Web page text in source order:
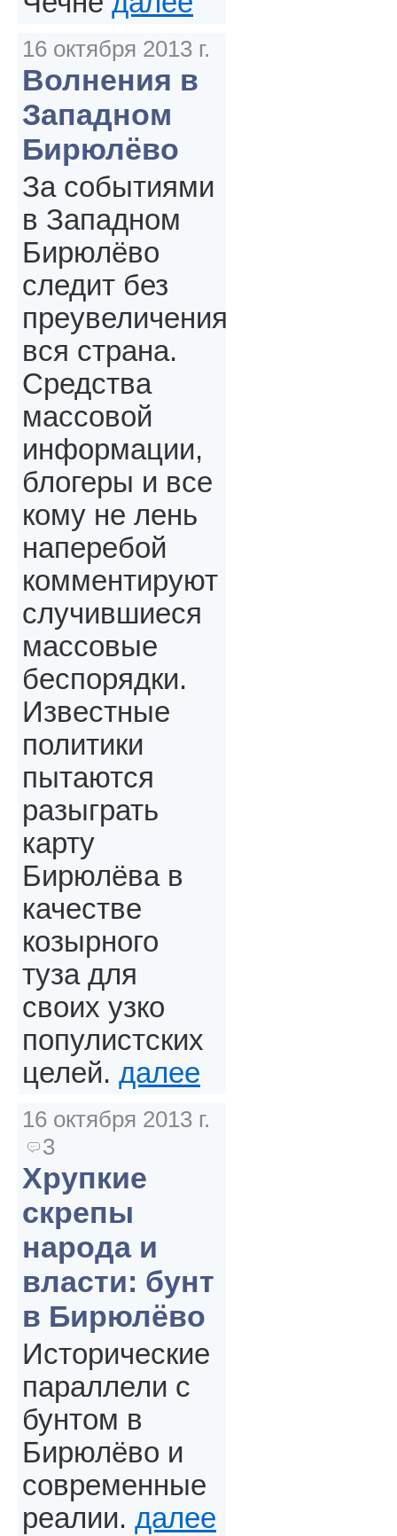
16 октября 2013 г.
Волнения в
Западном
Бирюлёво
За событиями
в Западном
Бирюлёво
следит без
преувеличения
вся страна.
Средства
массовой
информации,
блогеры и все
кому не лень
наперебой
комментируют
случившиеся
массовые
беспорядки.
Известные
политики
пытаются
разыграть
карту
Бирюлёва в
качестве
козырного
туза для
своих узко
популистских
целей. далее
16 октября 2013 г.
3
Хрупкие
скрепы
народа и
власти: бунт
в Бирюлёво
Исторические
параллели с
бунтом в
Бирюлёво и
современные
реалии. далее